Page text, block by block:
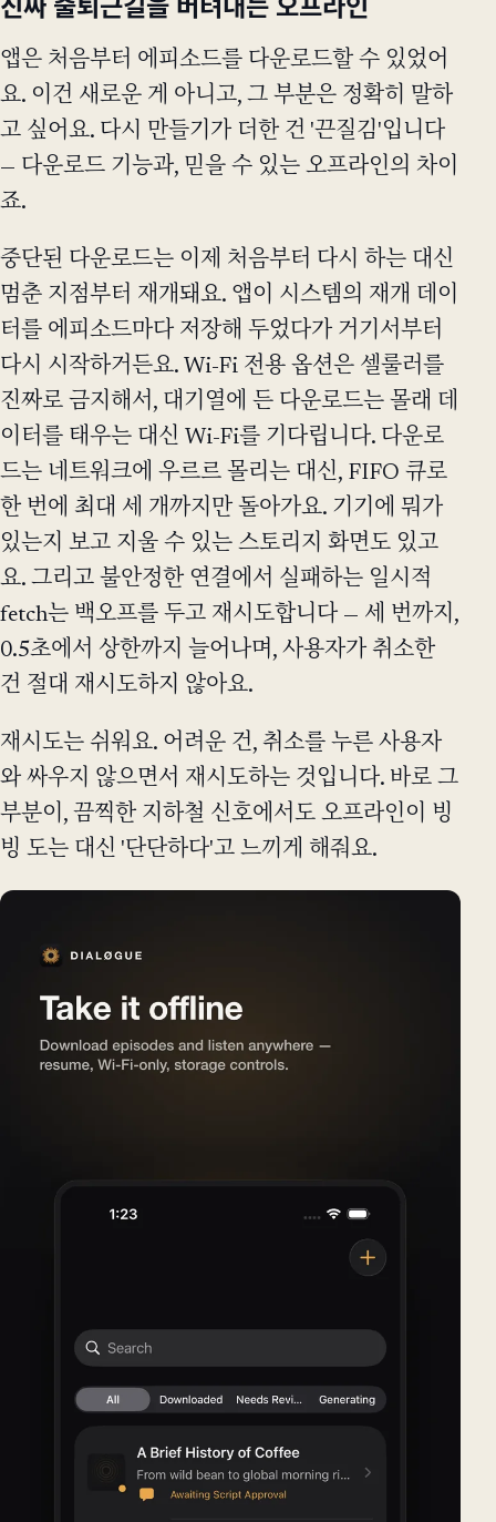
앱은 처음부터 에피소드를 다운로드할 수 있었어
요. 이건 새로운 게 아니고, 그 부분은 정확히 말하
고 싶어요. 다시 만들기가 더한 건 '끈질김'입니다
— 다운로드 기능과, 믿을 수 있는 오프라인의 차이
죠.
중단된 다운로드는 이제 처음부터 다시 하는 대신
멈춘 지점부터 재개돼요. 앱이 시스템의 재개 데이
터를 에피소드마다 저장해 두었다가 거기서부터
다시 시작하거든요. Wi-Fi 전용 옵션은 셀룰러를
진짜로 금지해서, 대기열에 든 다운로드는 몰래 데
이터를 태우는 대신 Wi-Fi를 기다립니다. 다운로
드는 네트워크에 우르르 몰리는 대신, FIFO 큐로
한 번에 최대 세 개까지만 돌아가요. 기기에 뭐가
있는지 보고 지울 수 있는 스토리지 화면도 있고
요. 그리고 불안정한 연결에서 실패하는 일시적
fetch는 백오프를 두고 재시도합니다 — 세 번까지,
0.5초에서 상한까지 늘어나며, 사용자가 취소한
건 절대 재시도하지 않아요.
재시도는 쉬워요. 어려운 건, 취소를 누른 사용자
와 싸우지 않으면서 재시도하는 것입니다. 바로 그
부분이, 끔찍한 지하철 신호에서도 오프라인이 빙
빙 도는 대신 '단단하다'고 느끼게 해줘요.